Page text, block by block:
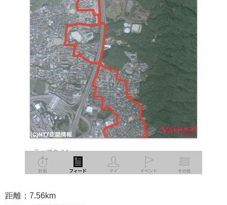
距離：7.56km